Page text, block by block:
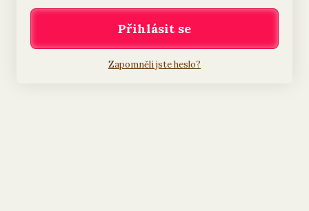
Přihlásit se
Zapomněli jste heslo?